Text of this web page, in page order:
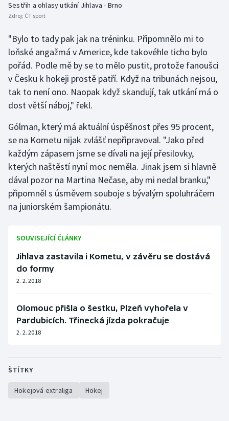
Plavání
Plážový volejbal
Ragby
Rychlobruslení
Rychlostní kanoistika
Short track
Sportovní střelba
Stolní tenis
Triatlon
Vodní slalom
Volejbal
Ostatní
Sestřih a ohlasy utkání Jihlava - Brno
Zdroj: ČT sport
"Bylo to tady pak jak na tréninku. Připomnělo mi to
loňské angažmá v Americe, kde takovéhle ticho bylo
pořád. Podle mě by se to mělo pustit, protože fanoušci
v Česku k hokeji prostě patří. Když na tribunách nejsou,
tak to není ono. Naopak když skandují, tak utkání má o
dost větší náboj," řekl.
Gólman, který má aktuální úspěšnost přes 95 procent,
se na Kometu nijak zvlášť nepřipravoval. "Jako před
každým zápasem jsme se dívali na její přesilovky,
kterých naštěstí nyní moc neměla. Jinak jsem si hlavně
dával pozor na Martina Nečase, aby mi nedal branku,"
připomněl s úsměvem souboje s bývalým spoluhráčem
na juniorském šampionátu.
SOUVISEJÍCÍ ČLÁNKY
Jihlava zastavila i Kometu, v závěru se dostává
do formy
2. 2. 2018
Olomouc přišla o šestku, Plzeň vyhořela v
Pardubicích. Třinecká jízda pokračuje
2. 2. 2018
ŠTÍTKY
Hokejová extraliga Hokej